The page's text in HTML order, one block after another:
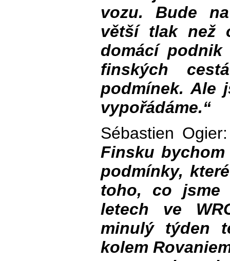
vozu. Bude
větší tlak než
domácí
finských
podmínek. Ale
vypořádáme.“
Sébastien
Finsku
podmínky,
toho, co jsme
letech ve
minulý týden
kolem